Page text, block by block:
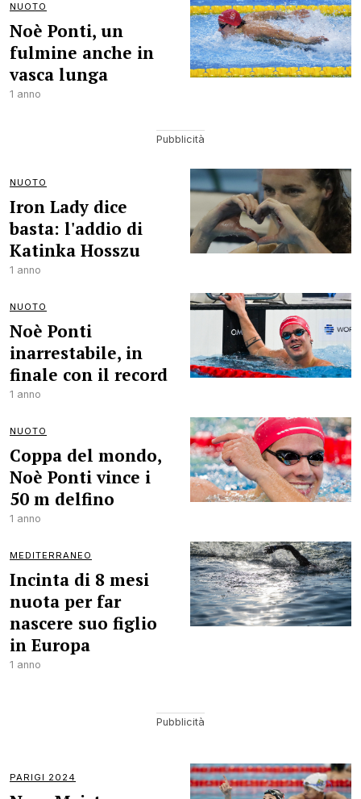
NUOTO
Noè Ponti, un
fulmine anche in
vasca lunga
1 anno
NUOTO
Iron Lady dice
basta: l'addio di
Katinka Hosszu
1 anno
NUOTO
Noè Ponti
inarrestabile, in
finale con il record
1 anno
NUOTO
Coppa del mondo,
Noè Ponti vince i
50 m delfino
1 anno
MEDITERRANEO
Incinta di 8 mesi
nuota per far
nascere suo figlio
in Europa
1 anno
PARIGI 2024